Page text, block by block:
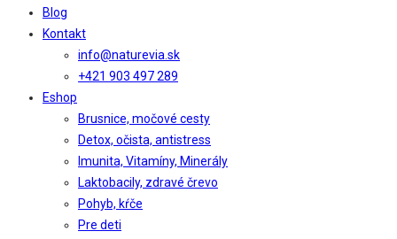
Blog
Kontakt
info@naturevia.sk
+421 903 497 289
Eshop
Brusnice, močové cesty
Detox, očista, antistress
Imunita, Vitamíny, Minerály
Laktobacily, zdravé črevo
Pohyb, kŕče
Pre deti